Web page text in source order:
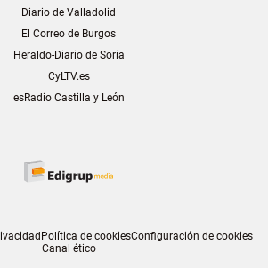
Diario de Valladolid
El Correo de Burgos
Heraldo-Diario de Soria
CyLTV.es
esRadio Castilla y León
Política de cookiesConfiguración de cookies
Canal ético